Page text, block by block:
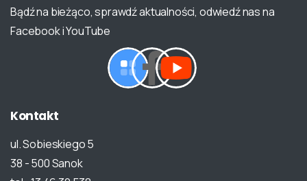
Bądź na bieżąco, sprawdź aktualności, odwiedź nas na
Facebook i YouTube
Kontakt
ul. Sobieskiego 5
38 - 500 Sanok